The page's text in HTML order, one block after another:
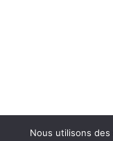
Nous utilisons